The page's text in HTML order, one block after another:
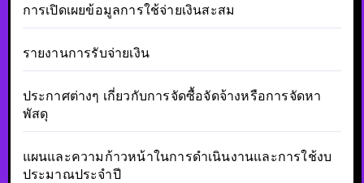
การเปิดเผยข้อมูลการใช้จ่ายเงินสะสม
รายงานการรับจ่ายเงิน
ประกาศต่างๆ เกี่ยวกับการจัดซื้อจัดจ้างหรือการจัดหา
พัสดุ
แผนและความก้าวหน้าในการดำเนินงานและการใช้งบ
ประมาณประจำปี